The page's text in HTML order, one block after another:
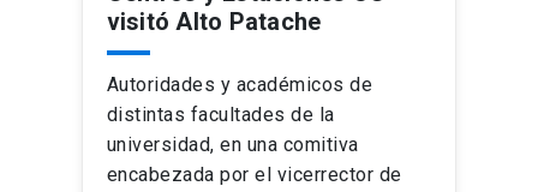
visitó Alto Patache
Autoridades y académicos de
distintas facultades de la
universidad, en una comitiva
encabezada por el vicerrector de